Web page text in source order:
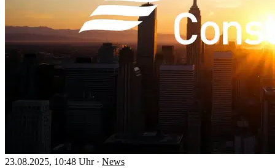
23.08.2025, 10:48 Uhr · News